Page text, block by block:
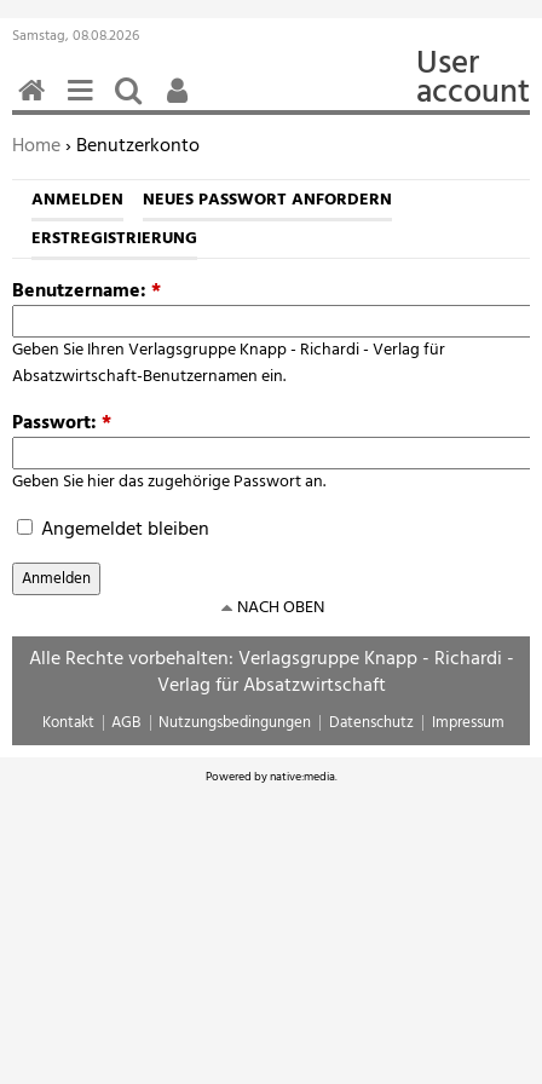
Samstag, 08.08.2026
User
account
Sie befinden sich hier:
Home› Benutzerkonto
ANMELDEN
NEUES PASSWORT ANFORDERN
ERSTREGISTRIERUNG
Benutzername:*
Geben Sie Ihren Verlagsgruppe Knapp - Richardi - Verlag für
Absatzwirtschaft-Benutzernamen ein.
Passwort:*
Geben Sie hier das zugehörige Passwort an.
Angemeldet bleiben
HOMEMENÜSUCHEN
BENUTZERFUNKTIONEN
NACH OBEN
Alle Rechte vorbehalten: Verlagsgruppe Knapp - Richardi -
Verlag für Absatzwirtschaft
Kontakt AGB Nutzungsbedingungen Datenschutz Impressum
Powered bynative:media.